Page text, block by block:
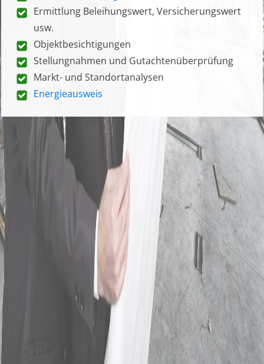
Ermittlung Beleihungswert, Versicherungswert
usw.
Objektbesichtigungen
Stellungnahmen und Gutachtenüberprüfung
Markt- und Standortanalysen
Energieausweis